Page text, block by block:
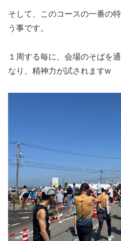
そして、このコースの一番の
う事です。
１周する毎に、会場のそばを
なり、精神力が試されますw